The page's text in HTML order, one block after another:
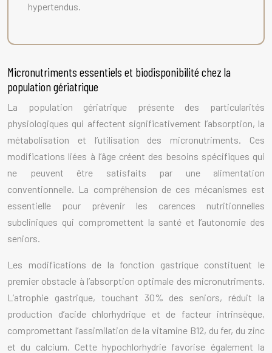
hypertendus.
Micronutriments essentiels et biodisponibilité chez la
population gériatrique
La population gériatrique présente des particularités
physiologiques qui affectent significativement l’absorption, la
métabolisation et l’utilisation des micronutriments. Ces
modifications liées à l’âge créent des besoins spécifiques qui
ne peuvent être satisfaits par une alimentation
conventionnelle. La compréhension de ces mécanismes est
essentielle pour prévenir les carences nutritionnelles
subcliniques qui compromettent la santé et l’autonomie des
seniors.
Les modifications de la fonction gastrique constituent le
premier obstacle à l’absorption optimale des micronutriments.
L’atrophie gastrique, touchant 30% des seniors, réduit la
production d’acide chlorhydrique et de facteur intrinsèque,
compromettant l’assimilation de la vitamine B12, du fer, du zinc
et du calcium. Cette hypochlorhydrie favorise également la